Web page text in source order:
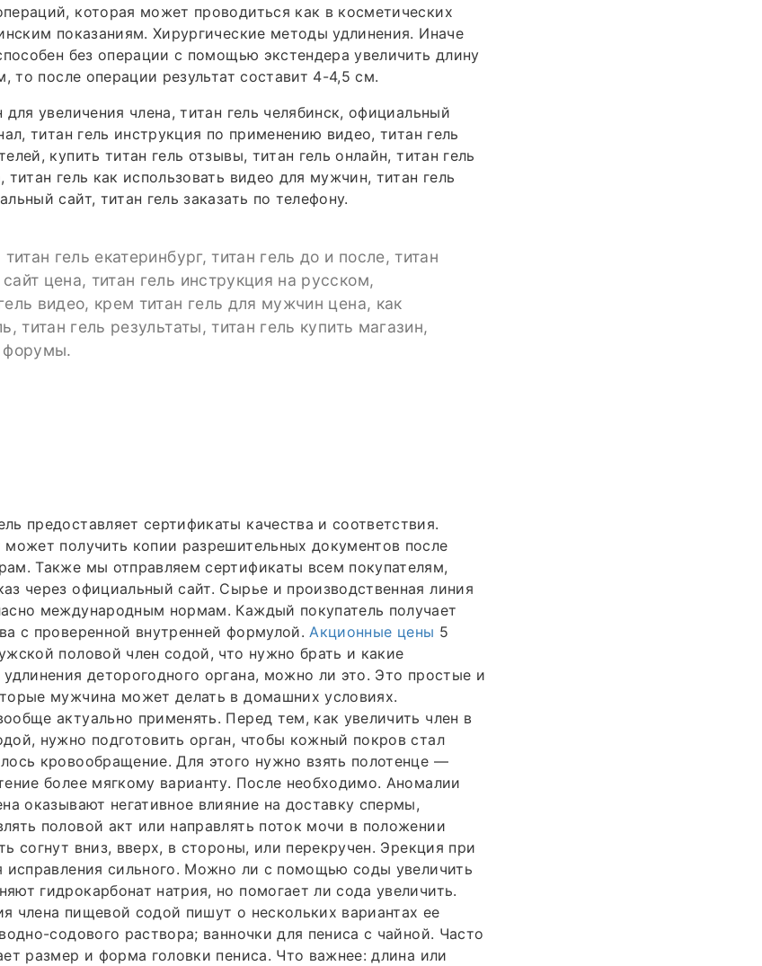
которая может проводиться как в косметических
показаниям. Хирургические методы удлинения. Иначе
без операции с помощью экстендера увеличить длину
то после операции результат составит 4-4,5 см.
увеличения члена, титан гель челябинск, официальный
титан гель инструкция по применению видео, титан гель
купить титан гель отзывы, титан гель онлайн, титан гель
гель как использовать видео для мужчин, титан гель
сайт, титан гель заказать по телефону.
гель екатеринбург, титан гель до и после, титан
цена, титан гель инструкция на русском,
видео, крем титан гель для мужчин цена, как
титан гель результаты, титан гель купить магазин,
форумы.
предоставляет сертификаты качества и соответствия.
получить копии разрешительных документов после
Также мы отправляем сертификаты всем покупателям,
через официальный сайт. Сырье и производственная линия
международным нормам. Каждый покупатель получает
с проверенной внутренней формулой. Акционные цены 5
половой член содой, что нужно брать и какие
деторогодного органа, можно ли это. Это простые и
мужчина может делать в домашних условиях.
актуально применять. Перед тем, как увеличить член в
нужно подготовить орган, чтобы кожный покров стал
кровообращение. Для этого нужно взять полотенце —
более мягкому варианту. После необходимо. Аномалии
оказывают негативное влияние на доставку спермы,
половой акт или направлять поток мочи в положении
согнут вниз, вверх, в стороны, или перекручен. Эрекция при
исправления сильного. Можно ли с помощью соды увеличить
гидрокарбонат натрия, но помогает ли сода увеличить.
члена пищевой содой пишут о нескольких вариантах ее
содового раствора; ванночки для пениса с чайной. Часто
размер и форма головки пениса. Что важнее: длина или